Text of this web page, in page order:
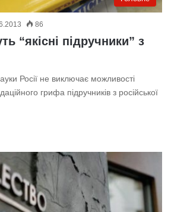
86
“якісні підручники” з
Росії не виключає можливості
грифа підручників з російської